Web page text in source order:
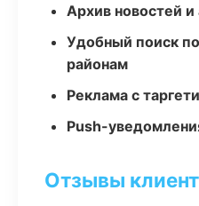
Архив новостей и
Удобный поиск
районам
Реклама с
Push-
Отзывы